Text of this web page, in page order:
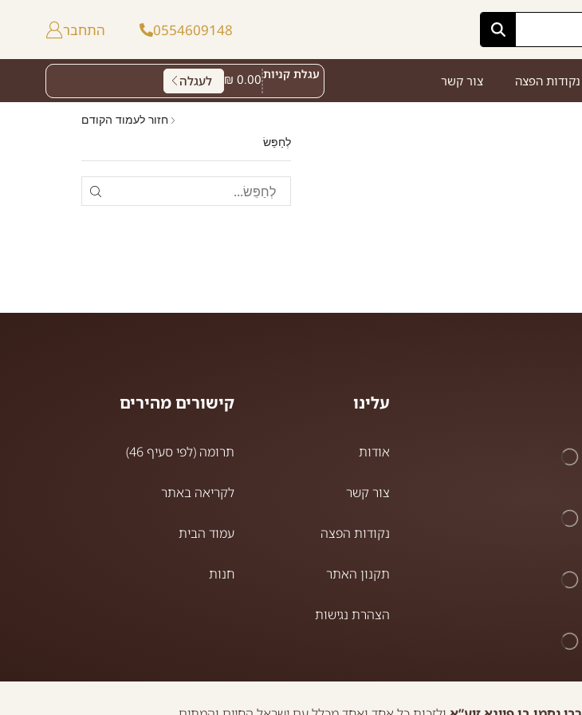
0554609148 התחבר
נקודות הפצה צור קשר עגלת קניות ₪ 0.00 לעגלה
חזור לעמוד הקודם
לְחַפֵּשׂ
עלינו
אודות
צור קשר
נקודות הפצה
תקנון האתר
הצהרת נגישות
קישורים מהירים
תרומה (לפי סעיף 46)
לקריאה באתר
עמוד הבית
חנות